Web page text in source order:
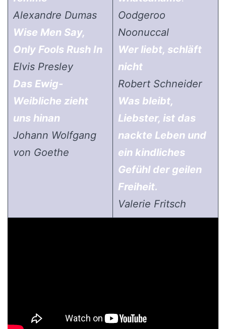
Alexandre Dumas
Wise Men Say,
Only Fools Rush In
Elvis Presley
Das Ewig-
Weibliche zieht
uns hinan
Johann Wolfgang
von Goethe
Oodgeroo
Noonuccal
Wer liebt, schläft
nicht
Robert Schneider
Was bleibt,
Liebster, ist das
nackte Leben und
ein kindliches
Gefühl der geilen
Freiheit.
Valerie Fritsch